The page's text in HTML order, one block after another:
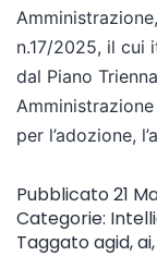
n.17/2025, il cui
dal Piano
per l’adozione,
Pubblicato21
Categorie:
Taggatoagid,ai,